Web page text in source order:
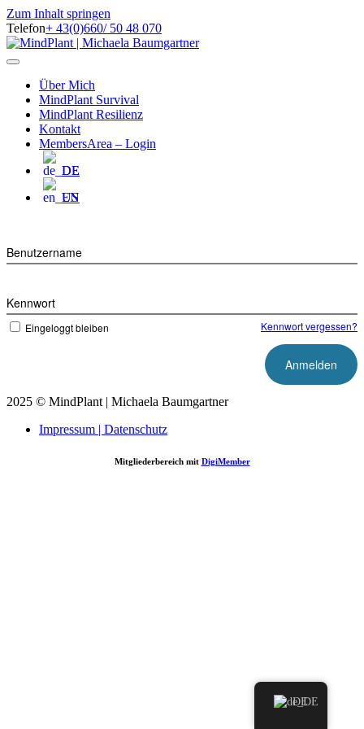
Zum Inhalt springen
Telefon+ 43(0)660/ 50 48 070
Facebook
Instagram
Navigation
Über Mich
MindPlant Survival
MindPlant Resilienz
Kontakt
MembersArea – Login
DE
EN
Benutzername
Kennwort
Eingeloggt bleiben Kennwort vergessen?
2025 © MindPlant | Michaela Baumgartner
Impressum | Datenschutz
Mitgliederbereich mit DigiMember
DE